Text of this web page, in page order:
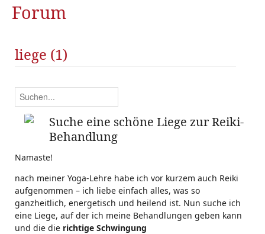
Forum
liege (1)
Suche eine schöne Liege zur Reiki-
Behandlung
Namaste!
nach meiner Yoga-Lehre habe ich vor kurzem auch Reiki
aufgenommen – ich liebe einfach alles, was so
ganzheitlich, energetisch und heilend ist. Nun suche ich
eine Liege, auf der ich meine Behandlungen geben kann
und die die richtige Schwingung